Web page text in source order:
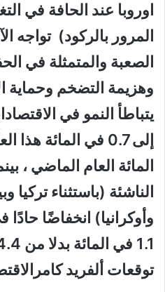
اوروبا عند الحافة في
المرور بالركود) تواجه
الصعبة والمتمثلة في
وهزيمة التضخم وحماية
يتباطأ النمو في
المائة العام الماضي ،
الناشئة (باستثناء تركيا
وأوكرانيا) انخفاضًا
توقعات ألفريد